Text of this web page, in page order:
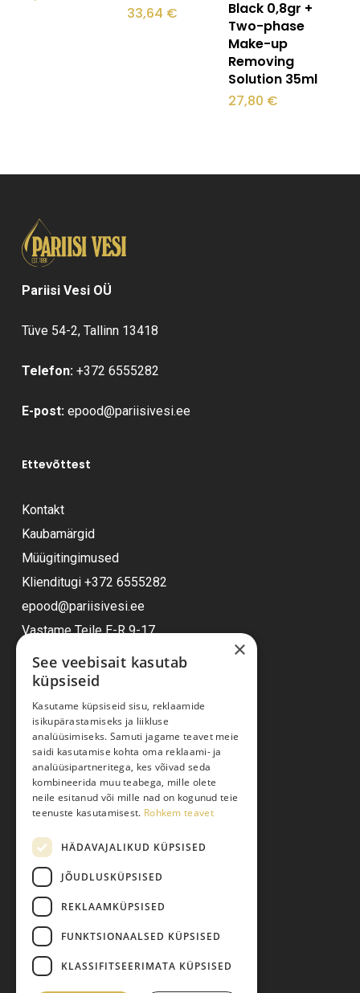
33,64 €
Black 0,8gr +
Two-phase
Make-up
Removing
Solution 35ml
27,80 €
Pariisi Vesi OÜ
Tüve 54-2, Tallinn 13418
Telefon: +372 6555282
E-post: epood@pariisivesi.ee
Ettevõttest
Kontakt
Kaubamärgid
Müügitingimused
Klienditugi +372 6555282
epood@pariisivesi.ee
Vastame Teile E-R 9-17
Ostuabi
Kauba kohaletoimetamine
Toodete tellimine
Maksmine
Järelmaks
Pretensiooni esitamine
Isikuandmete töötlemine
×
See veebisait kasutab
küpsiseid
Kasutame küpsiseid sisu, reklaamide
isikupärastamiseks ja liikluse
analüüsimiseks. Samuti jagame teavet meie
saidi kasutamise kohta oma reklaami- ja
analüüsipartneritega, kes võivad seda
kombineerida muu teabega, mille olete
neile esitanud või mille nad on kogunud teie
teenuste kasutamisest. Rohkem teavet
HÄDAVAJALIKUD KÜPSISED
JÕUDLUSKÜPSISED
REKLAAMKÜPSISED
FUNKTSIONAALSED KÜPSISED
KLASSIFITSEERIMATA KÜPSISED